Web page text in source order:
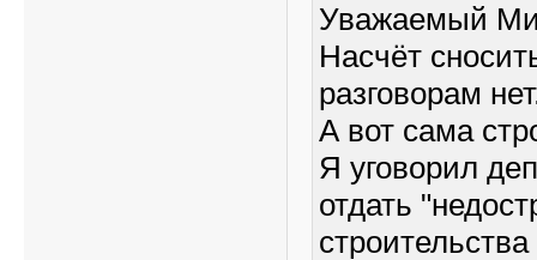
Уважаемый
Насчёт
разговорам
А вот сама
Я уговорил
отдать